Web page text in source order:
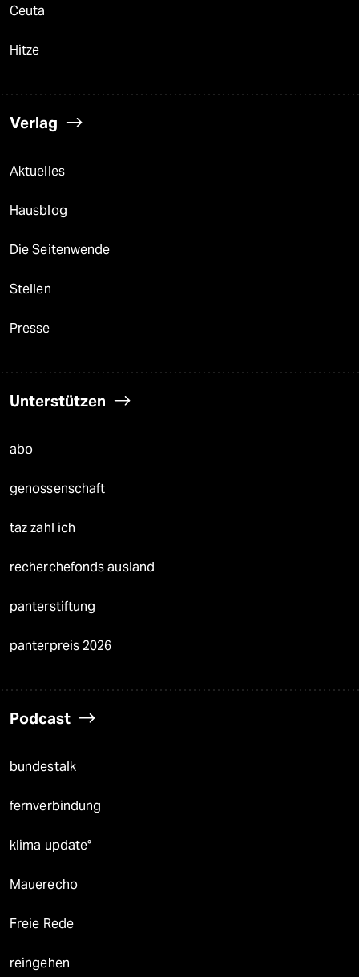
Ceuta
Hitze
Verlag
Aktuelles
Hausblog
Die Seitenwende
Stellen
Presse
Unterstützen
abo
genossenschaft
taz zahl ich
recherchefonds ausland
panterstiftung
panterpreis 2026
Podcast
bundestalk
fernverbindung
klima update°
Mauerecho
Freie Rede
reingehen